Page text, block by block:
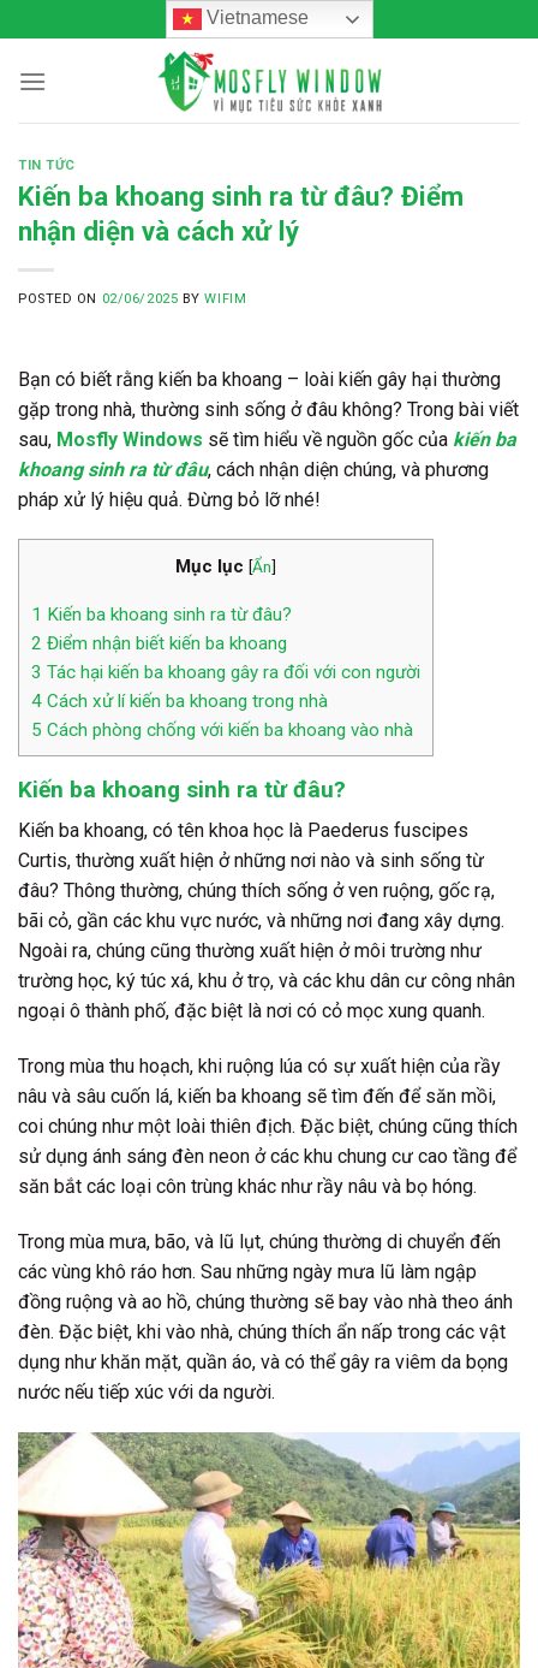
to
content
Vietnamese
TIN TỨC
Kiến ba khoang sinh ra từ đâu? Điểm
nhận diện và cách xử lý
POSTED ON 02/06/2025 BYWIFIM
Bạn có biết rằng kiến ba khoang – loài kiến gây hại thường
gặp trong nhà, thường sinh sống ở đâu không? Trong bài viết
sau, Mosfly Windows sẽ tìm hiểu về nguồn gốc của kiến ba
khoang sinh ra từ đâu, cách nhận diện chúng, và phương
pháp xử lý hiệu quả. Đừng bỏ lỡ nhé!
Mục lục [Ẩn]
1 Kiến ba khoang sinh ra từ đâu?
2 Điểm nhận biết kiến ba khoang
3 Tác hại kiến ba khoang gây ra đối với con người
4 Cách xử lí kiến ba khoang trong nhà
5 Cách phòng chống với kiến ba khoang vào nhà
Kiến ba khoang sinh ra từ đâu?
Kiến ba khoang, có tên khoa học là Paederus fuscipes
Curtis, thường xuất hiện ở những nơi nào và sinh sống từ
đâu? Thông thường, chúng thích sống ở ven ruộng, gốc rạ,
bãi cỏ, gần các khu vực nước, và những nơi đang xây dựng.
Ngoài ra, chúng cũng thường xuất hiện ở môi trường như
trường học, ký túc xá, khu ở trọ, và các khu dân cư công nhân
ngoại ô thành phố, đặc biệt là nơi có cỏ mọc xung quanh.
Trong mùa thu hoạch, khi ruộng lúa có sự xuất hiện của rầy
nâu và sâu cuốn lá, kiến ba khoang sẽ tìm đến để săn mồi,
coi chúng như một loài thiên địch. Đặc biệt, chúng cũng thích
sử dụng ánh sáng đèn neon ở các khu chung cư cao tầng để
săn bắt các loại côn trùng khác như rầy nâu và bọ hóng.
Trong mùa mưa, bão, và lũ lụt, chúng thường di chuyển đến
các vùng khô ráo hơn. Sau những ngày mưa lũ làm ngập
đồng ruộng và ao hồ, chúng thường sẽ bay vào nhà theo ánh
đèn. Đặc biệt, khi vào nhà, chúng thích ẩn nấp trong các vật
dụng như khăn mặt, quần áo, và có thể gây ra viêm da bọng
nước nếu tiếp xúc với da người.